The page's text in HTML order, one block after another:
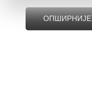
ОПШИРНИЈЕ